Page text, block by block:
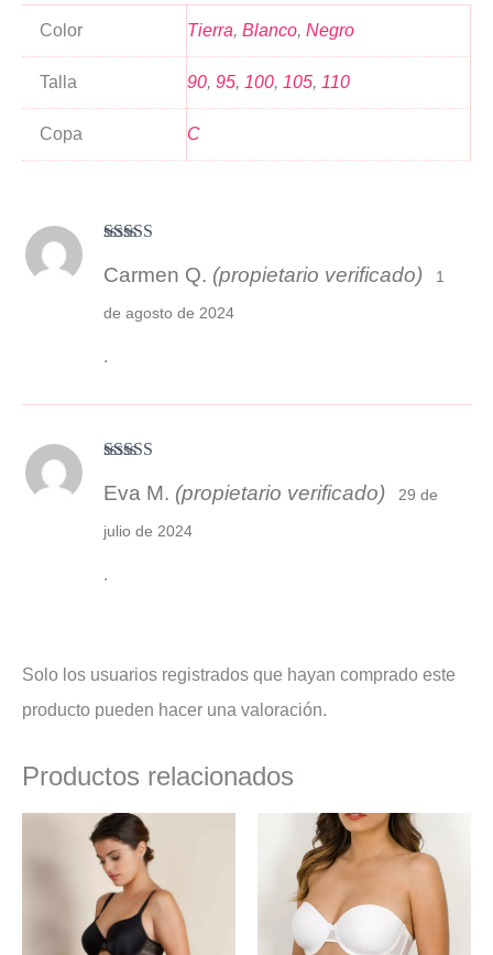
Color Tierra, Blanco, Negro
Talla 90, 95, 100, 105, 110
Copa C
con4de 5
Carmen Q. (propietario verificado) 1
de agosto de 2024
.
con4 de 5
Eva M. (propietario verificado) 29 de
julio de 2024
.
Solo los usuarios registrados que hayan comprado este
producto pueden hacer una valoración.
Productos relacionados
El
precio
original
era:
30,99 €.
El
precio
original
30,90 €.
precio
actual
es:
24,60 €.